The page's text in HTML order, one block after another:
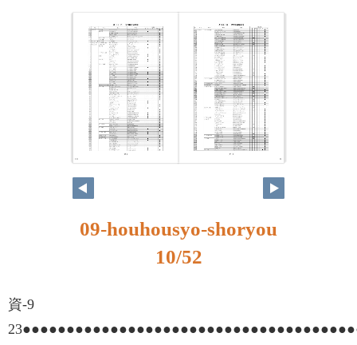
10 11
09-houhousyo-shoryou
10/52
資-9